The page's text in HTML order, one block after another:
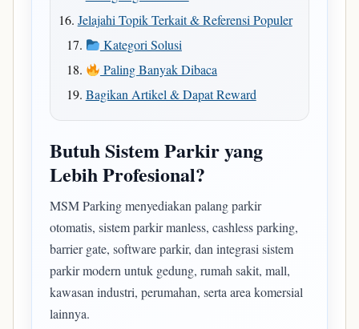
Jelajahi Topik Terkait & Referensi Populer
Kategori Solusi
Paling Banyak Dibaca
Bagikan Artikel & Dapat Reward
Butuh Sistem Parkir yang
Lebih Profesional?
MSM Parking menyediakan palang parkir
otomatis, sistem parkir manless, cashless parking,
barrier gate, software parkir, dan integrasi sistem
parkir modern untuk gedung, rumah sakit, mall,
kawasan industri, perumahan, serta area komersial
lainnya.